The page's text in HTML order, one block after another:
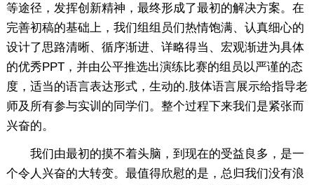
等途径，发挥创新精神，最终形成了最初的解决方案。在
完善初稿的基础上，我们组组员们热情饱满、认真细心的
设计了思路清晰、循序渐进、详略得当、宏观渐进为具体
的优秀PPT，并由公平推选出演练比赛的组员以严谨的态
度，适当的语言表达形式，生动的.肢体语言展示给指导老
师及所有参与实训的同学们。整个过程下来我们是紧张而
兴奋的。
我们由最初的摸不着头脑，到现在的受益良多，是一
个令人兴奋的大转变。最值得欣慰的是，总归我们没有浪